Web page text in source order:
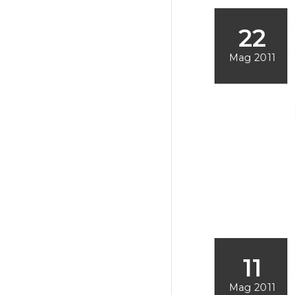
22
Mag 2011
11
Mag 2011